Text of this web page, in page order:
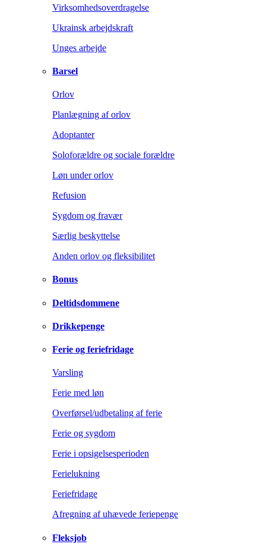
Virksomhedsoverdragelse
Ukrainsk arbejdskraft
Unges arbejde
Barsel
Orlov
Planlægning af orlov
Adoptanter
Soloforældre og sociale forældre
Løn under orlov
Refusion
Sygdom og fravær
Særlig beskyttelse
Anden orlov og fleksibilitet
Bonus
Deltidsdommene
Drikkepenge
Ferie og feriefridage
Varsling
Ferie med løn
Overførsel/udbetaling af ferie
Ferie og sygdom
Ferie i opsigelsesperioden
Ferielukning
Feriefridage
Afregning af uhævede feriepenge
Fleksjob